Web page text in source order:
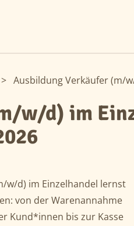
>
w/d) im
w/d) im Einzelhandel lernst
von der Warenannahme
Kund*innen bis zur Kasse